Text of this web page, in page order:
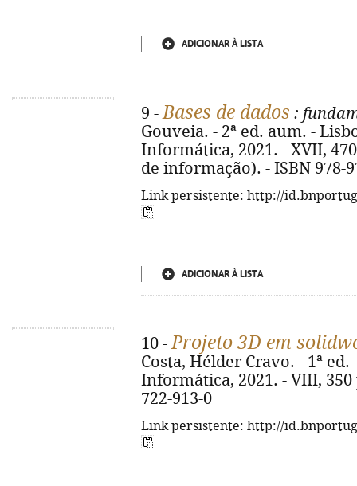
ADICIONAR À LISTA
9 -Bases de dados :
Gouveia. - 2ª ed. aum. -
Informática, 2021. - XVII,
de informação). - ISBN 978-
Link persistente: http://
ADICIONAR À LISTA
10 -Projeto 3D em
Costa, Hélder Cravo. - 1ª
Informática, 2021. - VIII, 350
722-913-0
Link persistente: http://